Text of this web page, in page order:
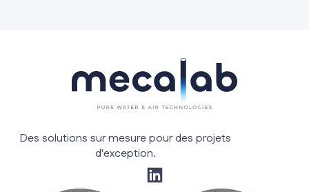
Des solutions sur mesure pour des projets
d'exception.